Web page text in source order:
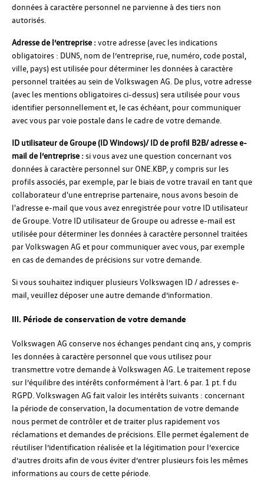
données à caractère personnel ne parvienne à des tiers non
autorisés.
Adresse de l’entreprise :votre adresse (avec les indications
obligatoires : DUNS, nom de l’entreprise, rue, numéro, code postal,
ville, pays) est utilisée pour déterminer les données à caractère
personnel traitées au sein de Volkswagen AG. De plus, votre adresse
(avec les mentions obligatoires ci-dessus) sera utilisée pour vous
identifier personnellement et, le cas échéant, pour communiquer
avec vous par voie postale dans le cadre de votre demande.
ID utilisateur de Groupe (ID Windows)/ ID de profil B2B/ adresse e-
mail de l’entreprise :si vous avez une question concernant vos
données à caractère personnel sur ONE.KBP, y compris sur les
profils associés, par exemple, par le biais de votre travail en tant que
collaborateur d'une entreprise partenaire, nous avons besoin de
l'adresse e-mail que vous avez enregistrée pour votre ID utilisateur
de Groupe. Votre ID utilisateur de Groupe ou adresse e-mail est
utilisée pour déterminer les données à caractère personnel traitées
par Volkswagen AG et pour communiquer avec vous, par exemple
en cas de demandes de précisions sur votre demande.
Si vous souhaitez indiquer plusieurs Volkswagen ID / adresses e-
mail, veuillez déposer une autre demande d’information.
III. Période de conservation de votre demande
Volkswagen AG conserve nos échanges pendant cinq ans, y compris
les données à caractère personnel que vous utilisez pour
transmettre votre demande à Volkswagen AG. Le traitement repose
sur l’équilibre des intérêts conformément à l’art. 6 par. 1 pt. f du
RGPD. Volkswagen AG fait valoir les intérêts suivants : concernant
la période de conservation, la documentation de votre demande
nous permet de contrôler et de traiter plus rapidement vos
réclamations et demandes de précisions. Elle permet également de
réutiliser l’identification réalisée et la légitimation pour l’exercice
d’autres droits afin de vous éviter d’entrer plusieurs fois les mêmes
informations au cours de cette période.